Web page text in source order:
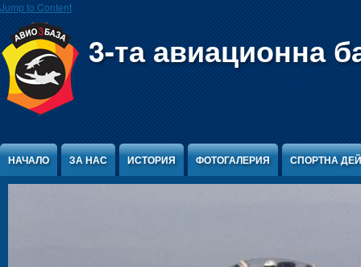
Jump to Content
3-та авиационна
НАЧАЛО ЗА НАС ИСТОРИЯ ФОТОГАЛЕРИЯ СПОРТНА